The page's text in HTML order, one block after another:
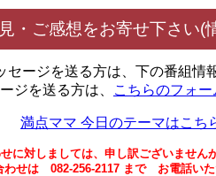
・ご感想をお寄せ下さい(
セージを送る方は、下の番組情
ジを送る方は、
こちらのフォー
満点ママ 今日のテーマはこち
に対しましては、申し訳ございません
わせは 082-256-2117 まで お電話いた